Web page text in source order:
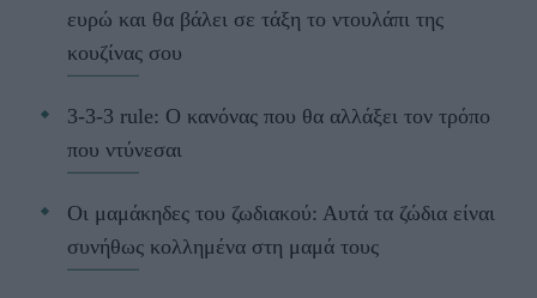
ευρώ και θα βάλει σε τάξη το ντουλάπι της
κουζίνας σου
3-3-3 rule: Ο κανόνας που θα αλλάξει τον τρόπο
που ντύνεσαι
Οι μαμάκηδες του ζωδιακού: Αυτά τα ζώδια είναι
συνήθως κολλημένα στη μαμά τους